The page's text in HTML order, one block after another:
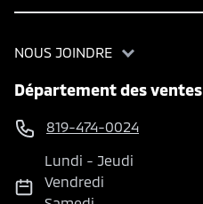
NOUS JOINDRE
Département des ventes
819-474-0024
Lundi - Jeudi
Vendredi